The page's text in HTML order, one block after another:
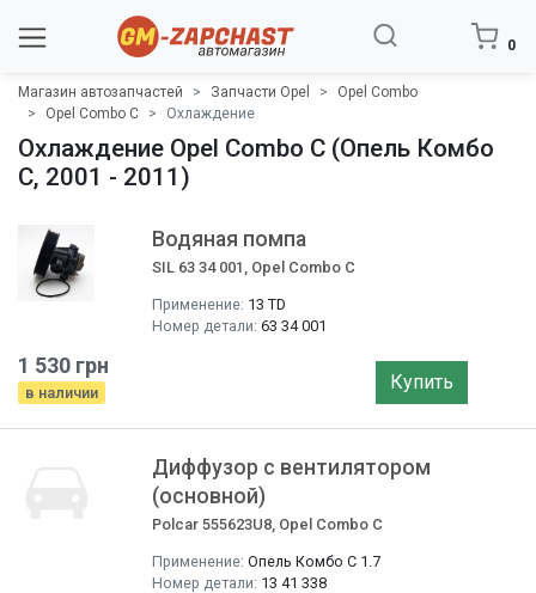
0
Магазин автозапчастей Запчасти Opel
Opel Combo
Opel Combo C
Охлаждение
Охлаждение Opel Combo C (Опель Комбо
C, 2001 - 2011)
Водяная помпа
SIL 63 34 001, Opel Combo C
Применение: 13 TD
Номер детали: 63 34 001
1 530 грн
в наличии Купить
Диффузор с вентилятором
(основной)
Polcar 555623U8, Opel Combo C
Применение: Опель Комбо C 1.7
Номер детали: 13 41 338